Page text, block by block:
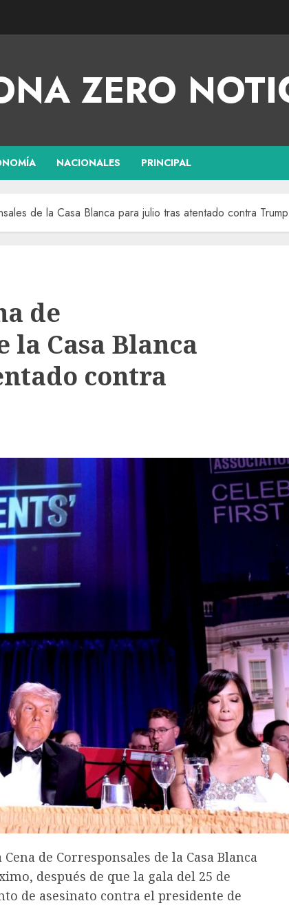
ZERO
NACIONALES PRINCIPAL
de la Casa Blanca para julio tras atentado contra Trump
de
la Casa Blanca
contra
de Corresponsales de la Casa Blanca
después de que la gala del 25 de
de asesinato contra el presidente de